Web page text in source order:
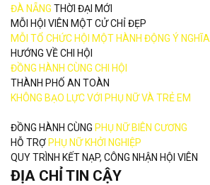
ĐÀ NẴNG THỜI ĐẠI MỚI
MỖI HỘI VIÊN MỘT CỬ CHỈ ĐẸP
MỖI TỔ CHỨC HỘI MỘT HÀNH ĐỘNG Ý NGHĨA
HƯỚNG VỀ CHI HỘI
ĐỒNG HÀNH CÙNG CHI HỘI
THÀNH PHỐ AN TOÀN
KHÔNG BẠO LỰC VỚI PHỤ NỮ VÀ TRẺ EM
ĐỒNG HÀNH CÙNG PHỤ NỮ BIÊN CƯƠNG
HỖ TRỢPHỤ NỮ KHỞI NGHIỆP
QUY TRÌNH KẾT NẠP, CÔNG NHẬN HỘI VIÊN
ĐỊA CHỈ TIN CẬY